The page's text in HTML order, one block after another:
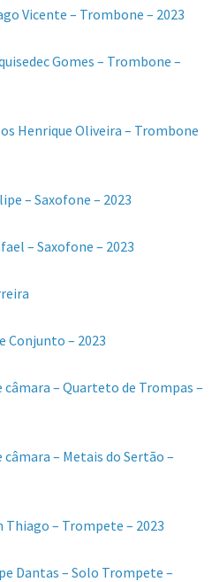
Vicente – Trombone – 2023
Gomes – Trombone –
Henrique Oliveira – Trombone
– Saxofone – 2023
– Saxofone – 2023
Conjunto – 2023
câmara – Quarteto de Trompas –
câmara – Metais do Sertão –
Thiago – Trompete – 2023
Dantas – Solo Trompete –